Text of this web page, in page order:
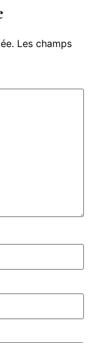
Les champs